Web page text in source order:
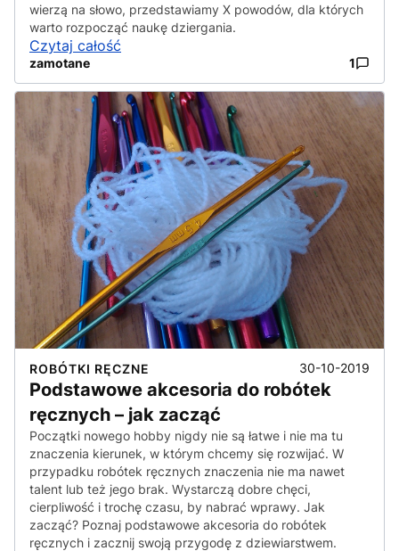
wierzą na słowo, przedstawiamy X powodów, dla których
warto rozpocząć naukę dziergania.
Czytaj całość
zamotane 1
ROBÓTKI RĘCZNE 30-10-2019
Podstawowe akcesoria do robótek
ręcznych – jak zacząć
Początki nowego hobby nigdy nie są łatwe i nie ma tu
znaczenia kierunek, w którym chcemy się rozwijać. W
przypadku robótek ręcznych znaczenia nie ma nawet
talent lub też jego brak. Wystarczą dobre chęci,
cierpliwość i trochę czasu, by nabrać wprawy. Jak
zacząć? Poznaj podstawowe akcesoria do robótek
ręcznych i zacznij swoją przygodę z dziewiarstwem.